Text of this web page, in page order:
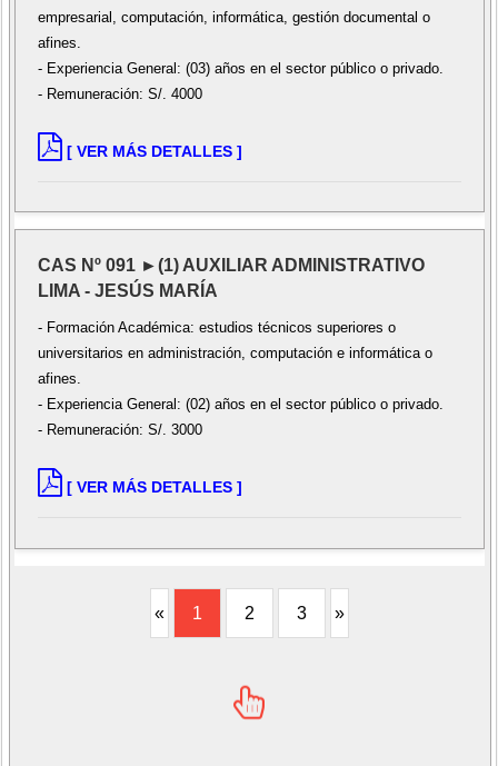
empresarial, computación, informática, gestión documental o
afines.
- Experiencia General: (03) años en el sector público o privado.
- Remuneración: S/. 4000
[ VER MÁS DETALLES ]
CAS Nº 091 ►(1) AUXILIAR ADMINISTRATIVO
LIMA - JESÚS MARÍA
- Formación Académica: estudios técnicos superiores o
universitarios en administración, computación e informática o
afines.
- Experiencia General: (02) años en el sector público o privado.
- Remuneración: S/. 3000
[ VER MÁS DETALLES ]
« 1 2 3 »